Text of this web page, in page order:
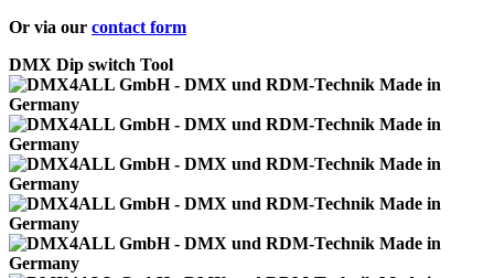
Or via our contact form
DMX Dip switch Tool